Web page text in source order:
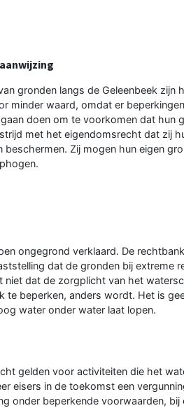
gronden langs de Geleenbeek zijn
minder waard, omdat er
doen om te voorkomen dat hun
met het eigendomsrecht dat zij
Zij mogen hun eigen
ongegrond verklaard. De
dat de gronden bij extreme
niet dat de zorgplicht van het
te beperken, anders wordt. Het is
water onder water laat lopen.
gelden voor activiteiten die het
eisers in de toekomst een
onder beperkende voorwaarden,